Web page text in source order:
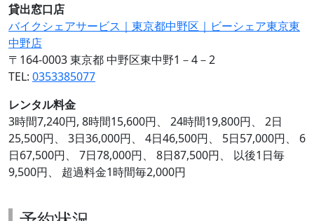
貸出窓口店
バイクシェアサービス｜東京都中野区｜ビーシェア東京東
中野店
〒164-0003 東京都 中野区東中野1－4－2
TEL: 0353385077
レンタル料金
3時間7,240円, 8時間15,600円、 24時間19,800円、 2日
25,500円、 3日36,000円、 4日46,500円、 5日57,000円、 6
日67,500円、 7日78,000円、 8日87,500円、 以後1日毎
9,500円、 超過料金1時間毎2,000円